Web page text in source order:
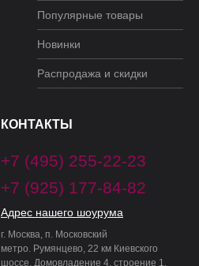
Популярные товары
Новинки
Распродажа и скидки
КОНТАКТЫ
+7 (495) 255-22-23
+7 (925) 177-84-82
Адрес нашего шоурума
г. Москва, п. Московский
метро. Румянцево, 22 км Киевского
шоссе, Домовладение 4, строение 1,